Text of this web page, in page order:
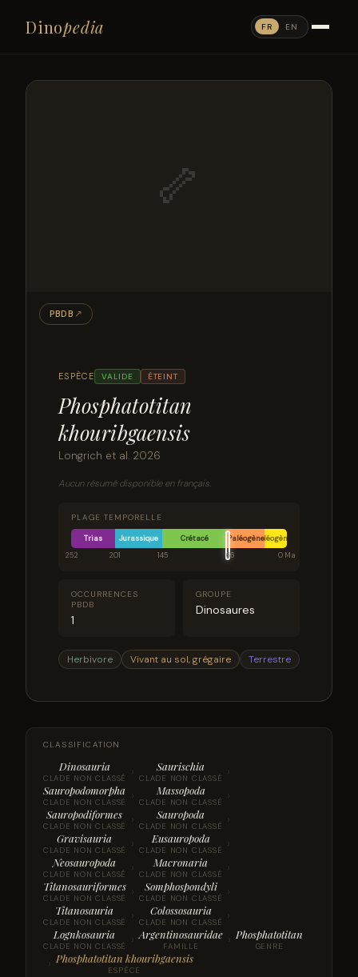
Dinopedia FR EN
ESPÈCE VALIDE ÉTEINT
Phosphatotitan
khouribgaensis
Longrich et al. 2026
Aucun résumé disponible en français.
PLAGE TEMPORELLE
Trias Jurassique Crétacé PaléogèneNéogène
252
201 145 66 0 Ma
OCCURRENCES
PBDB
1
GROUPE
Dinosaures
Herbivore Vivant au sol, grégaire Terrestre
🦴
PBDB ↗
CLASSIFICATION
Dinosauria
CLADE NON CLASSÉ › Saurischia
CLADE NON CLASSÉ ›
Sauropodomorpha
CLADE NON CLASSÉ › Massopoda
CLADE NON CLASSÉ ›
Sauropodiformes
CLADE NON CLASSÉ › Sauropoda
CLADE NON CLASSÉ ›
Gravisauria
CLADE NON CLASSÉ › Eusauropoda
CLADE NON CLASSÉ ›
Neosauropoda
CLADE NON CLASSÉ › Macronaria
CLADE NON CLASSÉ ›
Titanosauriformes
CLADE NON CLASSÉ › Somphospondyli
CLADE NON CLASSÉ ›
Titanosauria
CLADE NON CLASSÉ › Colossosauria
CLADE NON CLASSÉ ›
Lognkosauria
CLADE NON CLASSÉ › Argentinosauridae
FAMILLE › Phosphatotitan
GENRE
› Phosphatotitan khouribgaensis
ESPÈCE